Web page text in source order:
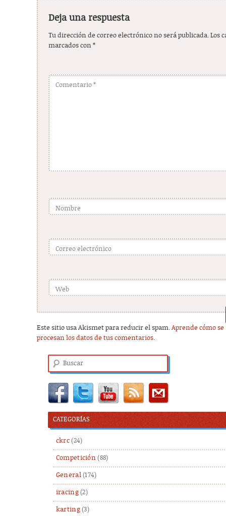
Deja una respuesta
Tu dirección de correo electrónico no será publicada. Los
marcados con*
Comentario*
Nombre
Correo electrónico
Web
Este sitio usa Akismet para reducir el spam.Aprende cómo se
procesan los datos de tus comentarios.
Buscar
CATEGORÍAS
ckrc(24)
Competición (88)
General(174)
iracing(2)
karting(3)